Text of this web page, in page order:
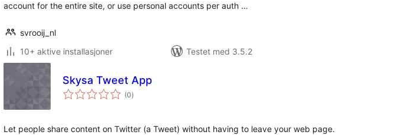
account for the entire site, or use personal accounts per auth …
svrooij_nl
10+ aktive installasjoner
Testet med 3.5.2
Skysa Tweet App
(0totale
vurderinger
)
Let people share content on Twitter (a Tweet) without having to leave your web page.